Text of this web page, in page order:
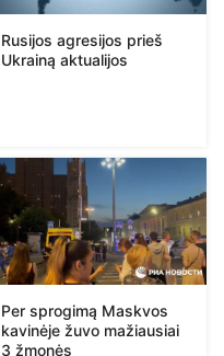
Rusijos agresijos prieš
Ukrainą aktualijos
Per sprogimą Maskvos
kavinėje žuvo mažiausiai
3 žmonės